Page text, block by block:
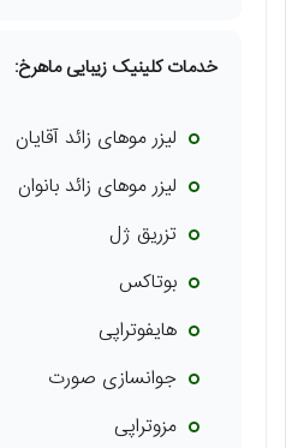
خدمات کلینیک زیبایی ماهرخ:
لیزر موهای زائد آقایان
لیزر موهای زائد بانوان
تزریق ژل
بوتاکس
هایفوتراپی
جوانسازی صورت
مزوتراپی